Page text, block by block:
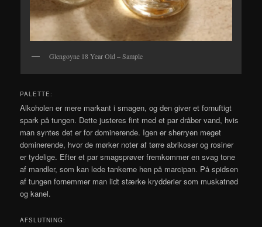
Glengoyne 18 Year Old – Sample
PALETTE:
Alkoholen er mere markant i smagen, og den giver et fornuftigt
spark på tungen. Dette justeres fint med et par dråber vand, hvis
man syntes det er for dominerende. Igen er sherryen meget
dominerende, hvor de mørker noter af tørre abrikoser og rosiner
er tydelige. Efter et par smagsprøver fremkommer en svag tone
af mandler, som kan lede tankerne hen på marcipan. På spidsen
af tungen fornemmer man lidt stærke krydderier som muskatnød
og kanel.
AFSLUTNING: